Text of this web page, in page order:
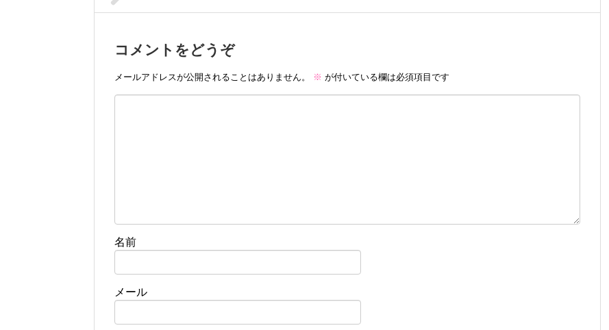
コメントをどうぞ
メールアドレスが公開されることはありません。 ※ が付いている欄は必須項目です
名前
メール